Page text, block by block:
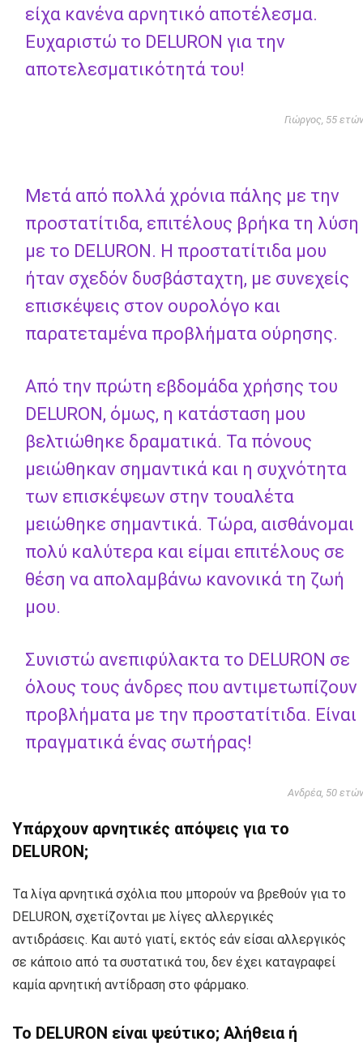
είχα κανένα αρνητικό αποτέλεσμα.
Ευχαριστώ το DELURON για την
αποτελεσματικότητά του!
Γιώργος, 55 ετών
Μετά από πολλά χρόνια πάλης με την
προστατίτιδα, επιτέλους βρήκα τη λύση
με το DELURON. Η προστατίτιδα μου
ήταν σχεδόν δυσβάσταχτη, με συνεχείς
επισκέψεις στον ουρολόγο και
παρατεταμένα προβλήματα ούρησης.
Από την πρώτη εβδομάδα χρήσης του
DELURON, όμως, η κατάσταση μου
βελτιώθηκε δραματικά. Τα πόνους
μειώθηκαν σημαντικά και η συχνότητα
των επισκέψεων στην τουαλέτα
μειώθηκε σημαντικά. Τώρα, αισθάνομαι
πολύ καλύτερα και είμαι επιτέλους σε
θέση να απολαμβάνω κανονικά τη ζωή
μου.
Συνιστώ ανεπιφύλακτα το DELURON σε
όλους τους άνδρες που αντιμετωπίζουν
προβλήματα με την προστατίτιδα. Είναι
πραγματικά ένας σωτήρας!
Ανδρέα, 50 ετών
Υπάρχουν αρνητικές απόψεις για το
DELURON;
Τα λίγα αρνητικά σχόλια που μπορούν να βρεθούν για το
DELURON, σχετίζονται με λίγες αλλεργικές
αντιδράσεις. Και αυτό γιατί, εκτός εάν είσαι αλλεργικός
σε κάποιο από τα συστατικά του, δεν έχει καταγραφεί
καμία αρνητική αντίδραση στο φάρμακο.
Το DELURON είναι ψεύτικο; Αλήθεια ή